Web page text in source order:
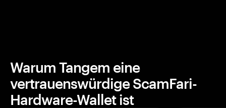
Warum Tangem eine
vertrauenswürdige ScamFari-
Hardware-Wallet ist